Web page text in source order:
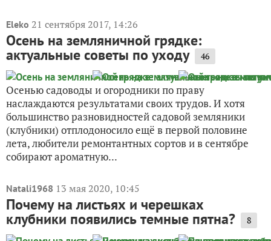
Eleko 21 сентября 2017, 14:26
Осень на земляничной грядке:
актуальные советы по уходу 46
Осенью садоводы и огородники по праву
наслаждаются результатами своих трудов. И хотя
большинство разновидностей садовой земляники
(клубники) отплодоносило ещё в первой половине
лета, любители ремонтантных сортов и в сентябре
собирают ароматную...
Natali1968 13 мая 2020, 10:45
Почему на листьях и черешках
клубники появились темные пятна? 8